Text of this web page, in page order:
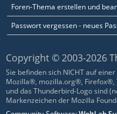
Foren-Thema erstellen und
Passwort vergessen - neues
Copyright © 2003-2026
Sie befinden sich NICHT auf
Mozilla®, mozilla.org®,
und das Thunderbird-Logo sind
Markenzeichen der Mozilla